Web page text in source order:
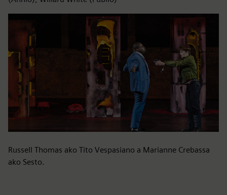
Russell Thomas ako Tito Vespasiano a Marianne Crebassa
ako Sesto.